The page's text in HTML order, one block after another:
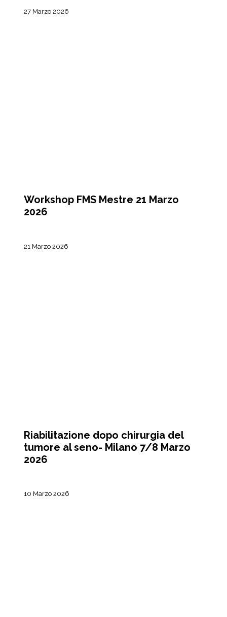
27 Marzo 2026
Workshop FMS Mestre 21 Marzo
2026
21 Marzo 2026
Riabilitazione dopo chirurgia del
tumore al seno- Milano 7/8 Marzo
2026
10 Marzo 2026